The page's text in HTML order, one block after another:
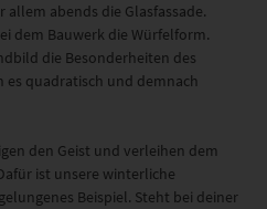
abends die Glasfassade.
dem Bauwerk die Würfelform.
die Besonderheiten des
quadratisch und demnach
den Geist und verleihen dem
ist unsere winterliche
Beispiel. Steht bei deiner